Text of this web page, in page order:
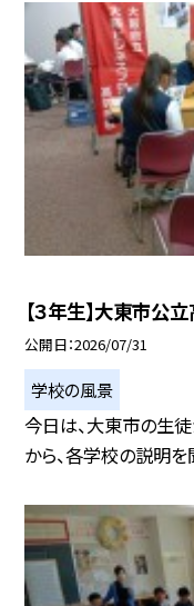
【３年生】大東市公
公開日 2026/07/31
学校の風景
今日は、大東市の生
から、各学校の説明を